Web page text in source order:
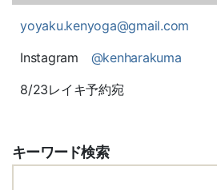
yoyaku.kenyoga@gmail.com
Instagram @kenharakuma
8/23レイキ予約宛
キーワード検索